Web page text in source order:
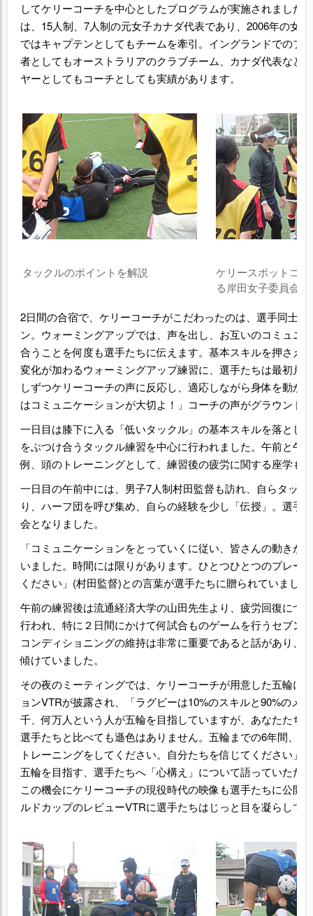
してケリーコーチを中心としたプログラムが実施されました
は、15人制、7人制の元女子カナダ代表であり、2006年の女
ではキャプテンとしてもチームを牽引。イングランドでのプ
者としてもオーストラリアのクラブチーム、カナダ代表など
ヤーとしてもコーチとしても実績があります。
タックルのポイントを解説
ケリースポットコ
る岸田女子委員会
2日間の合宿で、ケリーコーチがこだわったのは、選手同士
ン。ウォーミングアップでは、声を出し、お互いのコミュニ
合うことを何度も選手たちに伝えます。基本スキルを押さえ
変化が加わるウォーミングアップ練習に、選手たちは最初戸
しずつケリーコーチの声に反応し、適応しながら身体を動か
はコミュニケーションが大切よ！」コーチの声がグラウンド
一日目は膝下に入る「低いタックル」の基本スキルを落とし
をぶつけ合うタックル練習を中心に行われました。午前と午
例、頭のトレーニングとして、練習後の疲労に関する座学も
一日目の午前中には、男子7人制村田監督も訪れ、自らタック
り、ハーフ団を呼び集め、自らの経験を少し「伝授」。選手
会となりました。
「コミュニケーションをとっていくに従い、皆さんの動きが
いました。時間には限りがあります。ひとつひとつのプレー
ください」(村田監督)との言葉が選手たちに贈られていました
午前の練習後は流通経済大学の山田先生より、疲労回復につ
行われ、特に２日間にかけて何試合ものゲームを行うセブン
コンディショニングの維持は非常に重要であると話があり、
傾けていました。
その夜のミーティングでは、ケリーコーチが用意した五輪に
ョンVTRが披露され、「ラグビーは10%のスキルと90%のメ
千、何万人という人が五輪を目指していますが、あなたたち
選手たちと比べても遜色はありません。五輪までの6年間、
トレーニングをしてください。自分たちを信じてください」(
五輪を目指す、選手たちへ「心構え」について語っていただ
この機会にケリーコーチの現役時代の映像も選手たちに公開
ルドカップのレビューVTRに選手たちはじっと目を凝らして